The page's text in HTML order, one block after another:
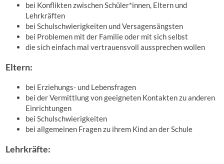
bei Konflikten zwischenSchüler*innen, Eltern und
Lehrkräften
bei Schulschwierigkeiten und Versagensängsten
bei Problemen mit der Familie oder mit sich selbst
die sich einfach mal vertrauensvoll aussprechen wollen
Eltern:
bei Erziehungs- und Lebensfragen
bei der Vermittlung von geeigneten Kontakten zu anderen
Einrichtungen
bei Schulschwierigkeiten
bei allgemeinen Fragen zu ihrem Kind an der Schule
Lehrkräfte: